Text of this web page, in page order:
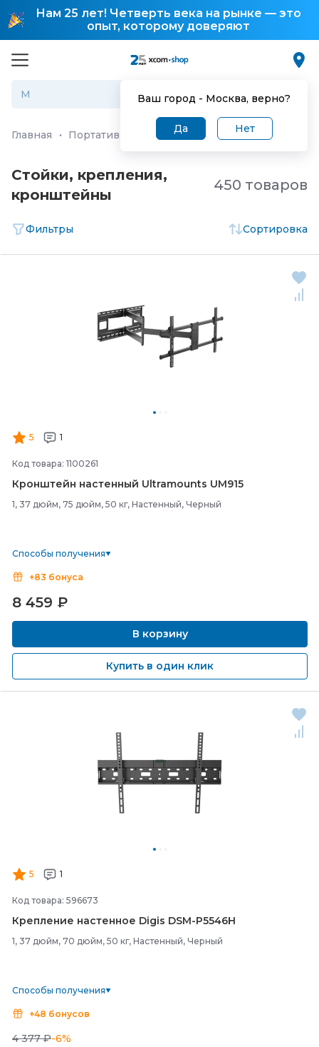
Нам 25 лет! Четверть века на рынке — это
опыт, которому доверяют
Ваш город - Москва, верно?
Да Нет
Главная · Портативная техника и бытовая электроника
Стойки, крепления,
кронштейны
450 товаров
Фильтры Сортировка
5 1
Код товара: 1100261
Кронштейн настенный Ultramounts UM915
1, 37 дюйм, 75 дюйм, 50 кг, Настенный, Черный
Способы получения
+83 бонуса
8 459 ₽
В корзину
Купить в один клик
5 1
Код товара: 596673
Крепление настенное Digis DSM-P5546H
1, 37 дюйм, 70 дюйм, 50 кг, Настенный, Черный
Способы получения
+48 бонусов
4 377 ₽-6%